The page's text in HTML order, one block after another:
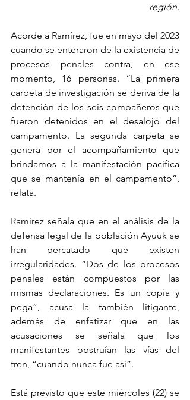
región.
Acorde a Ramírez, fue en mayo del 2023
cuando se enteraron de la existencia de
procesos penales contra, en ese
momento, 16 personas. “La primera
carpeta de investigación se deriva de la
detención de los seis compañeros que
fueron detenidos en el desalojo del
campamento. La segunda carpeta se
genera por el acompañamiento que
brindamos a la manifestación pacífica
que se mantenía en el campamento”,
relata.
Ramírez señala que en el análisis de la
defensa legal de la población Ayuuk se
han percatado que existen
irregularidades. “Dos de los procesos
penales están compuestos por las
mismas declaraciones. Es un copia y
pega”, acusa la también litigante,
además de enfatizar que en las
acusaciones se señala que los
manifestantes obstruían las vías del
tren, “cuando nunca fue así”.
Está previsto que este miércoles (22) se